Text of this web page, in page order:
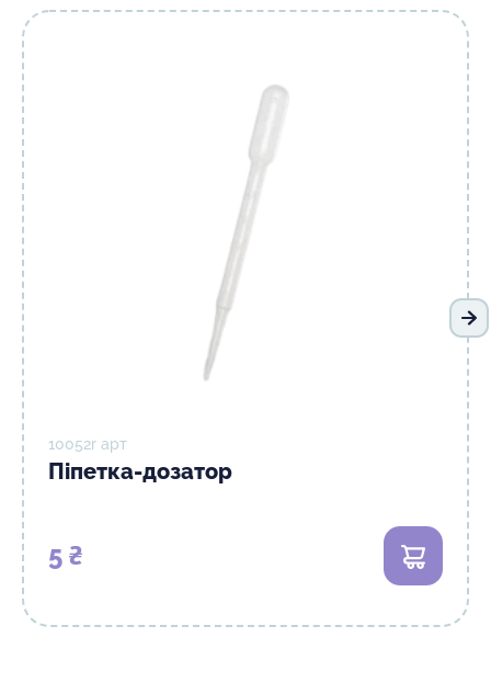
10052r арт
Піпетка-дозатор
5 ₴ В кошик